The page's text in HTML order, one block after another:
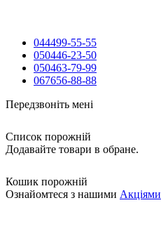
044499-55-55
050446-23-50
050463-79-99
067656-88-88
Передзвоніть мені
Список порожній
Додавайте товари в обране.
Кошик порожній
Ознайомтеся з нашими Акціями